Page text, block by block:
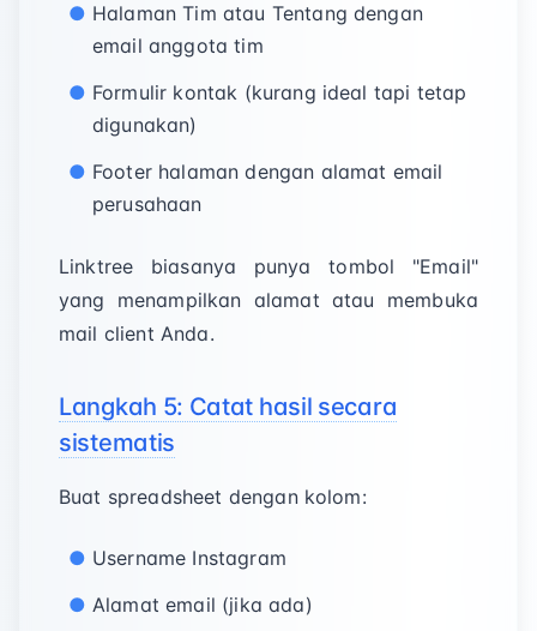
Halaman Tim atau Tentang dengan
email anggota tim
Formulir kontak (kurang ideal tapi tetap
digunakan)
Footer halaman dengan alamat email
perusahaan
Linktree biasanya punya tombol "Email"
yang menampilkan alamat atau membuka
mail client Anda.
Langkah 5: Catat hasil secara
sistematis
Buat spreadsheet dengan kolom:
Username Instagram
Alamat email (jika ada)